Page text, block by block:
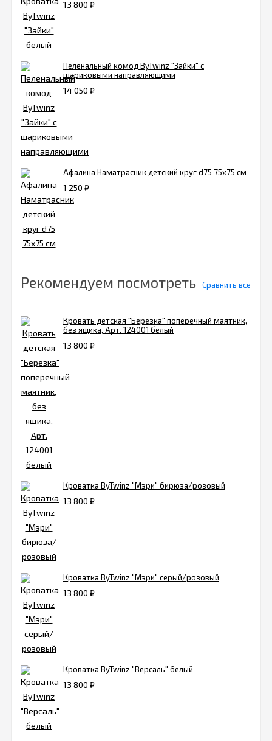
13 800 ₽
Пеленальный комод ByTwinz "Зайки" с
шариковыми направляющими
14 050 ₽
Афалина Наматрасник детский круг d75 75х75 см
1 250 ₽
Рекомендуем посмотреть Сравнить все
Кровать детская "Березка" поперечный маятник,
без ящика, Арт. 124001 белый
13 800 ₽
Кроватка ByTwinz "Мэри" бирюза/розовый
13 800 ₽
Кроватка ByTwinz "Мэри" серый/розовый
13 800 ₽
Кроватка ByTwinz "Версаль" белый
13 800 ₽